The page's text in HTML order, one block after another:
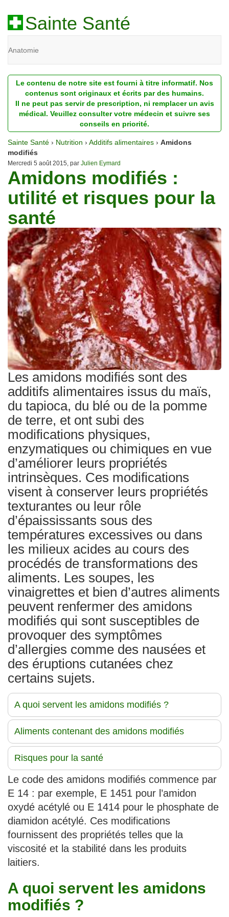
Sainte Santé
Anatomie
Diagnostic
Dossiers
Homéopathie
Nutrition
Pathologie
Psychologie
Recherches
Traitements
Le contenu de notre site est fourni à titre informatif. Nos
contenus sont originaux et écrits par des humains.
Il ne peut pas servir de prescription, ni remplacer un avis
médical. Veuillez consulter votre médecin et suivre ses
conseils en priorité.
Sainte Santé › Nutrition › Additifs alimentaires › Amidons
modifiés
Mercredi 5 août 2015, par Julien Eymard
Amidons modifiés :
utilité et risques pour la
santé
Les amidons modifiés sont des
additifs alimentaires issus du maïs,
du tapioca, du blé ou de la pomme
de terre, et ont subi des
modifications physiques,
enzymatiques ou chimiques en vue
d’améliorer leurs propriétés
intrinsèques. Ces modifications
visent à conserver leurs propriétés
texturantes ou leur rôle
d’épaississants sous des
températures excessives ou dans
les milieux acides au cours des
procédés de transformations des
aliments. Les soupes, les
vinaigrettes et bien d’autres aliments
peuvent renfermer des amidons
modifiés qui sont susceptibles de
provoquer des symptômes
d’allergies comme des nausées et
des éruptions cutanées chez
certains sujets.
A quoi servent les amidons modifiés ?
Aliments contenant des amidons modifiés
Risques pour la santé
Le code des amidons modifiés commence par
E 14 : par exemple, E 1451 pour l’amidon
oxydé acétylé ou E 1414 pour le phosphate de
diamidon acétylé. Ces modifications
fournissent des propriétés telles que la
viscosité et la stabilité dans les produits
laitiers.
A quoi servent les amidons
modifiés ?